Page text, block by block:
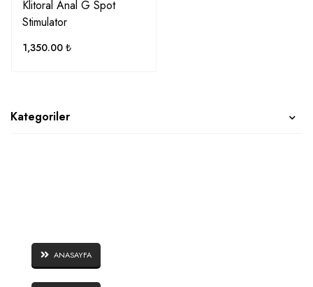
Kategoriler
Klitoral Anal G Spot
Stimulator
1,350.00 ₺
ANASAYFA